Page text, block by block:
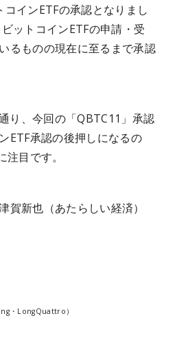
インETFの承認となりまし
ットコインETFの申請・受
るものの現在に至るまで承認
り、今回の「QBTC11」承認
ETF承認の後押しになるの
目です。
賀新也（あたらしい経済）
・LongQuattro）